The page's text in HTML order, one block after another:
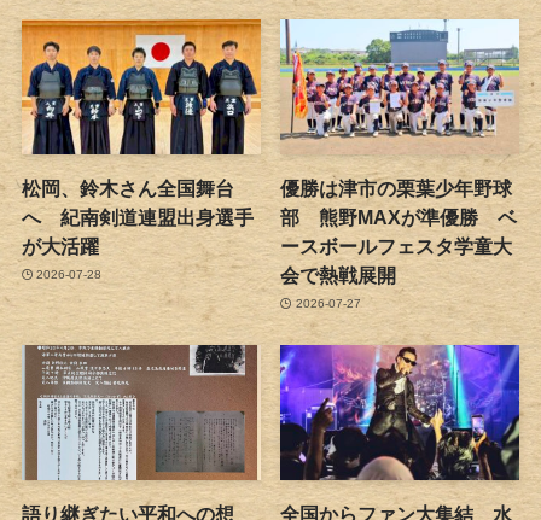
松岡、鈴木さん全国舞台
へ 紀南剣道連盟出身選手
が大活躍
2026-07-28
優勝は津市の栗葉少年野球
部 熊野MAXが準優勝 ベ
ースボールフェスタ学童大
会で熱戦展開
2026-07-27
語り継ぎたい平和への想 全国からファン大集結 水